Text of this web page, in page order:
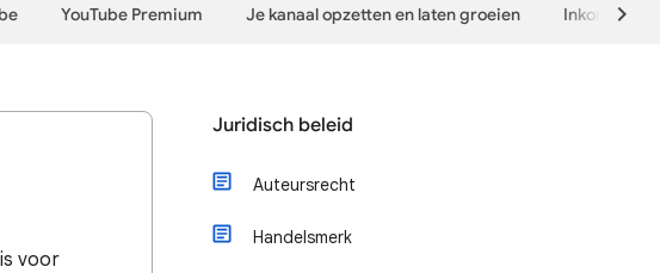
YouTube Premium Je kanaal opzetten en laten groeien Inkomsten
voor
Juridisch beleid
Auteursrecht
Handelsmerk